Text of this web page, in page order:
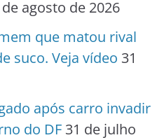
agosto de 2026
que matou rival
suco. Veja vídeo 31
após carro invadir
do DF 31 de julho